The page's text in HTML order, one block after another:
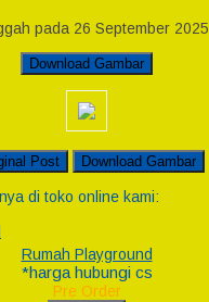
pada 26 September 2025
Download Gambar
Post Download Gambar
di toko online kami:
Rumah Playground
*harga hubungi cs
Pre Order